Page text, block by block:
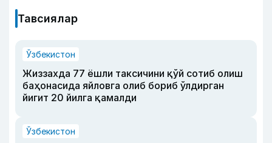
Тавсиялар
Ўзбекистон
Жиззахда 77 ёшли таксичини қўй сотиб олиш
баҳонасида яйловга олиб бориб ўлдирган
йигит 20 йилга қамалди
Ўзбекистон